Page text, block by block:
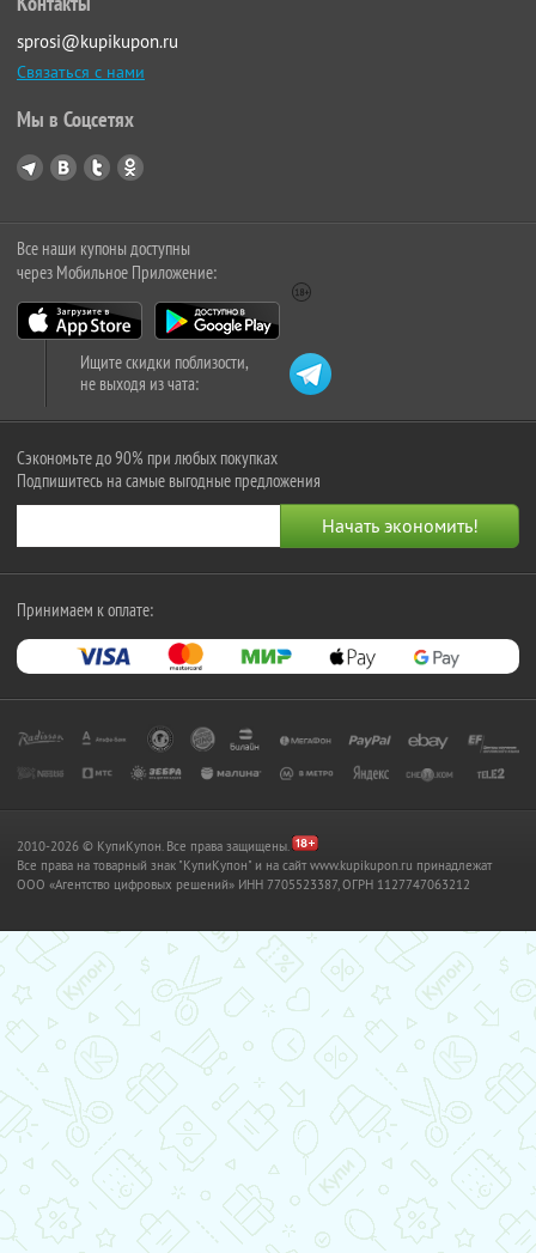
sprosi@kupikupon.ru
Связаться с нами
Мы в Соцсетях
Все наши купоны доступны
через Мобильное Приложение:
Ищите скидки поблизости,
не выходя из чата:
Сэкономьте до 90% при любых покупках
Подпишитесь на самые выгодные предложения
Принимаем к оплате:
2010-2026 © КупиКупон. Все права защищены.
Все права на товарный знак "КупиКупон" и на сайт www.kupikupon.ru принадлежат
OOO «Агентство цифровых решений» ИНН 7705523387, ОГРН 1127747063212